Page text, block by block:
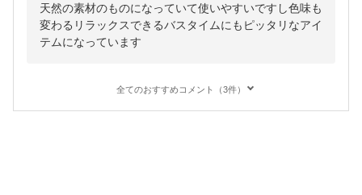
天然の素材のものになっていて使いやすいですし色味も
変わるリラックスできるバスタイムにもピッタリなアイ
テムになっています
全てのおすすめコメント（3件）